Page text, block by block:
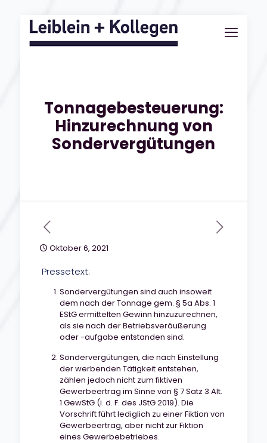
Tonnagebesteuerung:
Hinzurechnung von
Sondervergütungen
Oktober 6, 2021
Pressetext:
Sondervergütungen sind auch insoweit
dem nach der Tonnage gem. § 5a Abs. 1
EStG ermittelten Gewinn hinzuzurechnen,
als sie nach der Betriebsveräußerung
oder -aufgabe entstanden sind.
Sondervergütungen, die nach Einstellung
der werbenden Tätigkeit entstehen,
zählen jedoch nicht zum fiktiven
Gewerbeertrag im Sinne von § 7 Satz 3 Alt.
1 GewStG (i. d. F. des JStG 2019). Die
Vorschrift führt lediglich zu einer Fiktion von
Gewerbeertrag, aber nicht zur Fiktion
eines Gewerbebetriebes.